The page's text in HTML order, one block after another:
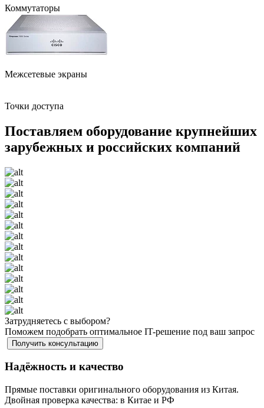
Коммутаторы
Межсетевые экраны
Точки доступа
Поставляем оборудование крупнейших
зарубежных и российских компаний
Затрудняетесь с выбором?
Поможем подобрать оптимальное IT-решение под ваш запрос
Получить консультацию
Надёжность и качество
Прямые поставки оригинального оборудования из Китая.
Двойная проверка качества: в Китае и РФ